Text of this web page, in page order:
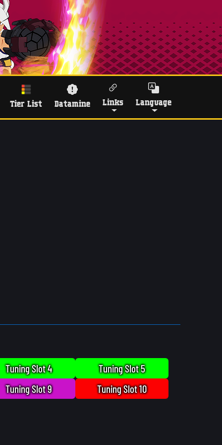
Tier List Datamine Links Language
Tuning Slot 4
Tuning Slot 5
Tuning Slot 9 Tuning Slot 10